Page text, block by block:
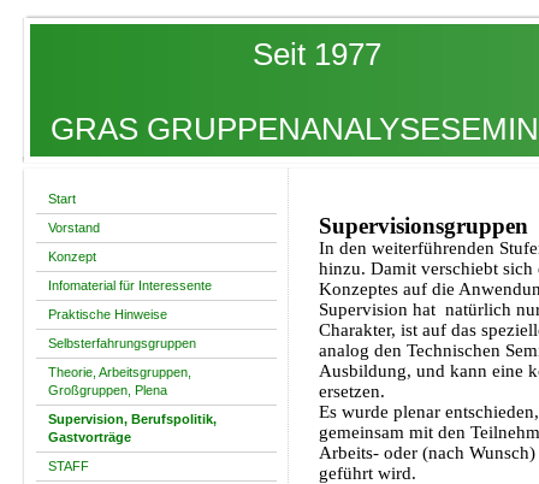
Seit 1977
GRAS
Start
Vorstand
Konzept
Infomaterial für Interessente
Praktische Hinweise
Selbsterfahrungsgruppen
Theorie, Arbeitsgruppen,
Großgruppen, Plena
Supervision, Berufspolitik,
Gastvorträge
STAFF
Supervisionsgruppen
In den weiterführenden
hinzu. Damit verschiebt
Konzeptes auf die
Supervision hat natürlich
Charakter, ist auf das
analog den Technischen
Ausbildung, und kann eine
ersetzen.
Es wurde plenar
gemeinsam mit den
Arbeits- oder (nach
geführt wird.